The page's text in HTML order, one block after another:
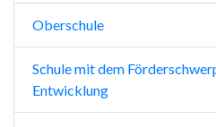
Oberschule
Schule mit dem
Entwicklung